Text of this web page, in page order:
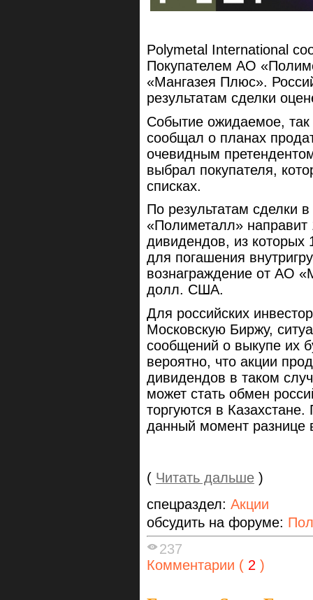
Polymetal International
Покупателем АО
«Мангазея Плюс».
результатам сделки
Событие ожидаемое,
сообщал о планах
очевидным
выбрал покупателя,
списках.
По результатам сделки
«Полиметалл»
дивидендов, из которых
для погашения
вознаграждение от АО
долл. США.
Для российских
Московскую Биржу,
сообщений о выкупе их
вероятно, что акции
дивидендов в таком
может стать обмен
торгуются в
данный момент разнице
( Читать дальше )
спецраздел: Акции
обсудить на форуме:
237
Комментарии ( 2 )